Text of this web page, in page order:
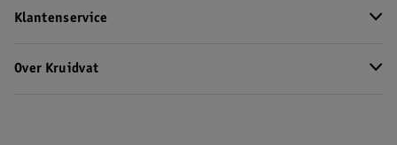
Klantenservice
Over Kruidvat